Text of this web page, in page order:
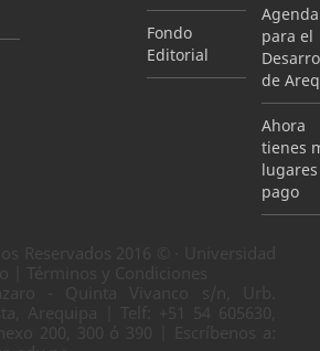
Fondo
Editorial
Agenda
para el
de
Ahora
tienes
pago